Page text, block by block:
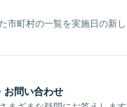
市町村の一覧を実施日の新
お問い合わせ